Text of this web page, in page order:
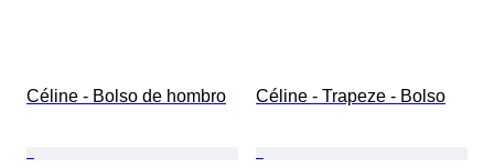
Céline - Bolso de hombro Céline - Trapeze - Bolso